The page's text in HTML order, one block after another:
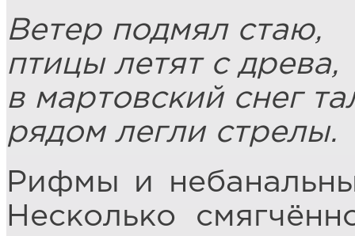
Ветер подмял стаю,
птицы летят с древа,
в мартовский снег
рядом легли стрелы.
Рифмы и
Несколько